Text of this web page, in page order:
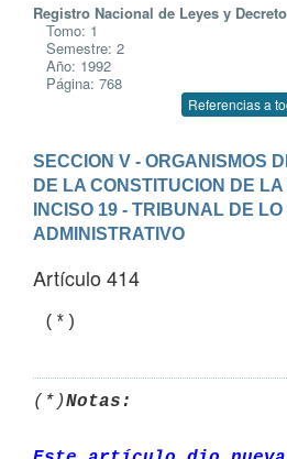
Registro Nacional de Leyes y
Tomo: 1
Semestre: 2
Año: 1992
Página: 768
Referencias a
SECCION V - ORGANISMOS
DE LA CONSTITUCION DE
INCISO 19 - TRIBUNAL DE
ADMINISTRATIVO
Artículo 414
(*)Notas: